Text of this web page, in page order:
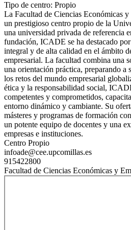
Tipo de centro: Propio
La Facultad de Ciencias Económicas
un prestigioso centro propio de la
una universidad privada de referencia
fundación, ICADE se ha destacado
integral y de alta calidad en el ámbito
empresarial. La facultad combina una
una orientación práctica, preparando a
los retos del mundo empresarial
ética y la responsabilidad social,
competentes y comprometidos,
entorno dinámico y cambiante. Su
másteres y programas de formación
un potente equipo de docentes y una
empresas e instituciones.
Centro Propio
infoade@cee.upcomillas.es
915422800
Facultad de Ciencias Económicas y